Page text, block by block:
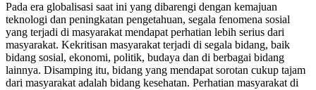
Pada era globalisasi saat ini yang dibarengi dengan kemajuan
teknologi dan peningkatan pengetahuan, segala fenomena sosial
yang terjadi di masyarakat mendapat perhatian lebih serius dari
masyarakat. Kekritisan masyarakat terjadi di segala bidang, baik
bidang sosial, ekonomi, politik, budaya dan di berbagai bidang
lainnya. Disamping itu, bidang yang mendapat sorotan cukup tajam
dari masyarakat adalah bidang kesehatan. Perhatian masyarakat di